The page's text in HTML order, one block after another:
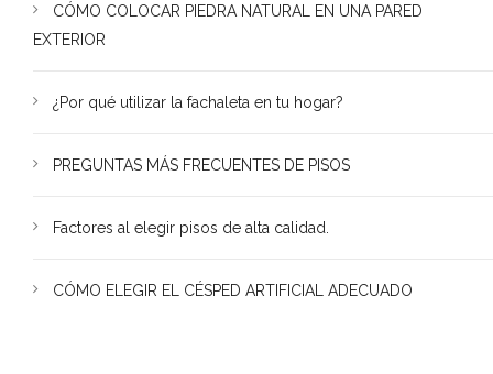
CÓMO COLOCAR PIEDRA NATURAL EN UNA PARED
EXTERIOR
¿Por qué utilizar la fachaleta en tu hogar?
PREGUNTAS MÁS FRECUENTES DE PISOS
Factores al elegir pisos de alta calidad.
CÓMO ELEGIR EL CÉSPED ARTIFICIAL ADECUADO